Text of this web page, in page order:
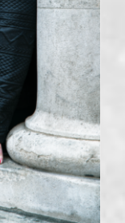
ישיבה